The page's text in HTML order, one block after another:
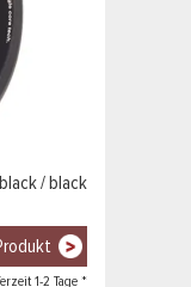
/ black
1-2 Tage *